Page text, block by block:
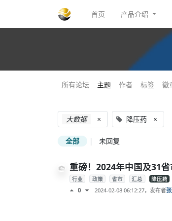
首页 产品介绍
所有论坛 主题 作者 标签 徽
大数据 × 降压药 ×
全部 | 未回复
重磅！2024年中国及31
行业 政策 省市 汇总 降压药
0 2024-02-08 06:12:27，发布者